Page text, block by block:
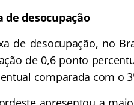
de desocupação
de desocupação, no
de 0,6 ponto
comparada com o